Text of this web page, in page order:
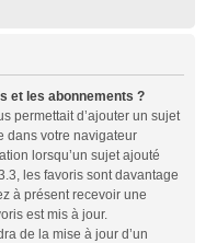
et les abonnements ?
permettait d’ajouter un sujet
dans votre navigateur
lorsqu’un sujet ajouté
les favoris sont davantage
à présent recevoir une
est mis à jour.
de la mise à jour d’un